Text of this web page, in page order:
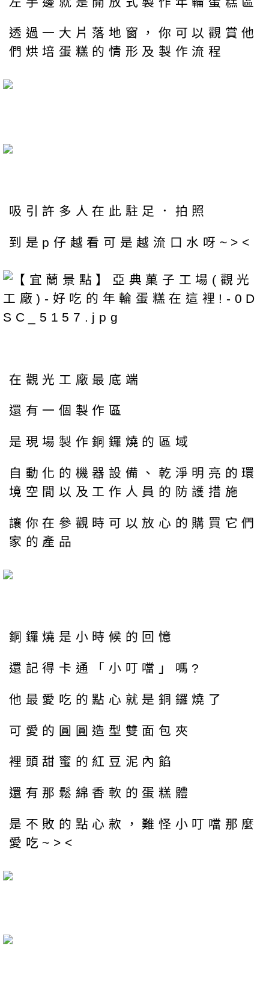
透過一大片落地窗，你可以觀賞他
們烘培蛋糕的情形及製作流程
吸引許多人在此駐足．拍照
到是p仔越看可是越流口水呀~><
在觀光工廠最底端
還有一個製作區
是現場製作銅鑼燒的區域
自動化的機器設備、乾淨明亮的環
境空間以及工作人員的防護措施
讓你在參觀時可以放心的購買它們
家的產品
銅鑼燒是小時候的回憶
還記得卡通「小叮噹」嗎?
他最愛吃的點心就是銅鑼燒了
可愛的圓圓造型雙面包夾
裡頭甜蜜的紅豆泥內餡
還有那鬆綿香軟的蛋糕體
是不敗的點心款，難怪小叮噹那麼
愛吃~><